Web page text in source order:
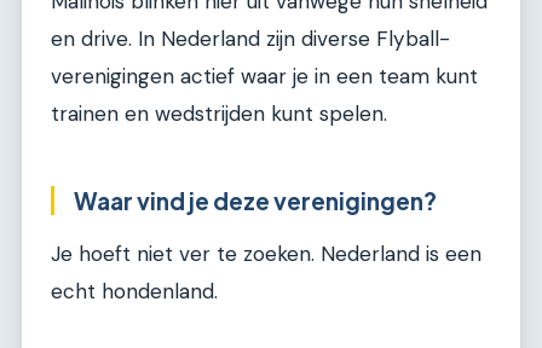
en drive. In Nederland zijn diverse Flyball-
verenigingen actief waar je in een team kunt
trainen en wedstrijden kunt spelen.
Waar vind je deze verenigingen?
Je hoeft niet ver te zoeken. Nederland is een
echt hondenland.